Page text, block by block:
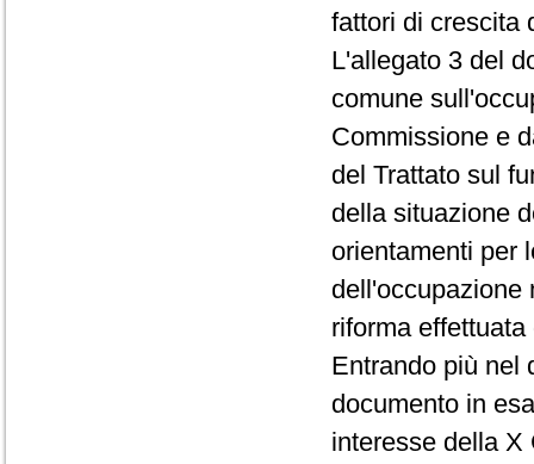
fattori di crescita
L'allegato 3 del
comune
Commissione e
del Trattato sul
della situazione
orientamenti per
dell'occupazione
riforma
Entrando più nel
documento in
interesse della X